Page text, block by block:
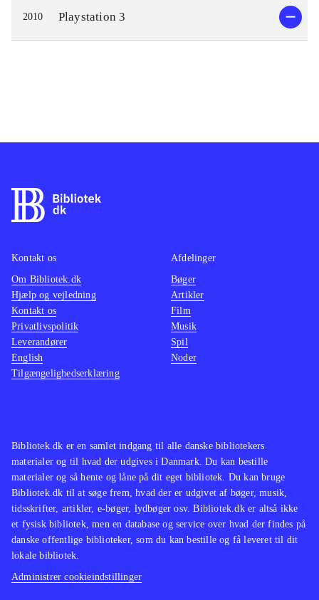
2010 Playstation 3
Bibliotek.dk er en samlet indgang til alle danske bibliotekers
materialer og til hvad der udgives i Danmark. Du kan bestille
materialer og så hente og låne på dit eget bibliotek. Du kan bruge
Bibliotek.dk til at søge frem, hvad der er udgivet af bøger, musik,
tidsskrifter, artikler, e-bøger, lydbøger osv. Bibliotek.dk er altså ikke
et fysisk bibliotek, men en database og service over hvad der findes på
danske offentlige biblioteker, som du kan bestille og få leveret til dit
lokale bibliotek.
Administrer cookieindstillinger
Kontakt os
Om Bibliotek.dk
Hjælp og vejledning
Kontakt os
Privatlivspolitik
Leverandører
English
Tilgængelighedserklæring
Afdelinger
Bøger
Artikler
Film
Musik
Spil
Noder